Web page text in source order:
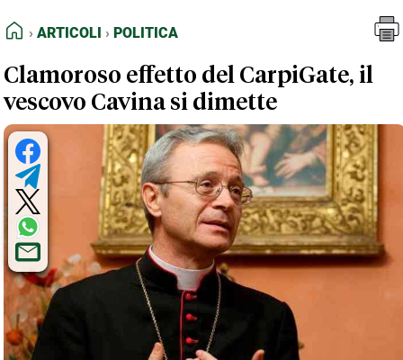
FEED RSS
NORMATIVE DEONTOLOGICHE
TERMINI e CONDIZIONI
HOME
ARTICOLI POLITICA
Clamoroso effetto del CarpiGate, il
vescovo Cavina si dimette